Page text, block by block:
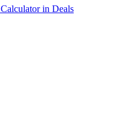
Calculator in Deals